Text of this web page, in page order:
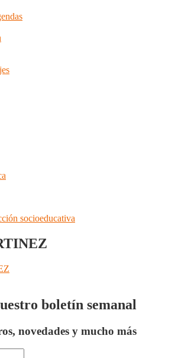
socioeducativa
boletín semanal
novedades y mucho más